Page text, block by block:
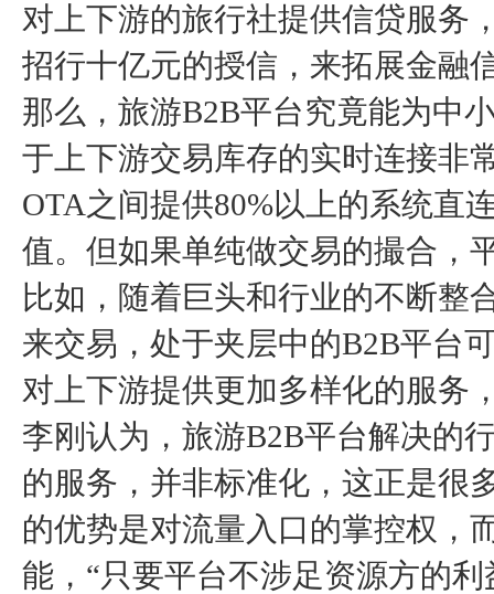
对上下游的旅行社提供信贷服务
招行十亿元的授信，来拓展金融
那么，旅游B2B平台究竟能为中
于上下游交易库存的实时连接非
OTA之间提供80%以上的系统直
值。但如果单纯做交易的撮合，
比如，随着巨头和行业的不断整
来交易，处于夹层中的B2B平台
对上下游提供更加多样化的服务
李刚认为，旅游B2B平台解决的
的服务，并非标准化，这正是很
的优势是对流量入口的掌控权，
能，“只要平台不涉足资源方的